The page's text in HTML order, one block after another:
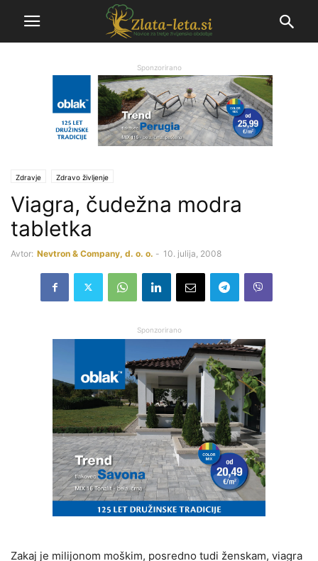
Sponzorirano
Zdravje Zdravo življenje
Viagra, čudežna modra
tabletka
Avtor: Nevtron & Company, d. o. o. - 10. julija, 2008
Sponzorirano
Zakaj je milijonom moškim, posredno tudi ženskam, viagra